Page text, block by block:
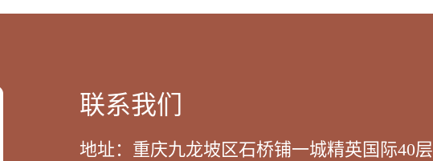
联系我们
地址：重庆九龙坡区石桥铺一城精英国际40层